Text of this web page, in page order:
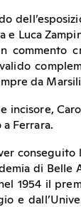
e Luca
commento
da
incisore,
a Ferrara.
di
1954 il
e